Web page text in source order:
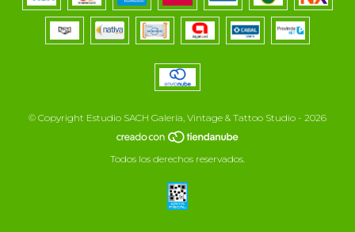
© Copyright Estudio SACH Galería, Vintage & Tattoo Studio - 2026
Todos los derechos reservados.